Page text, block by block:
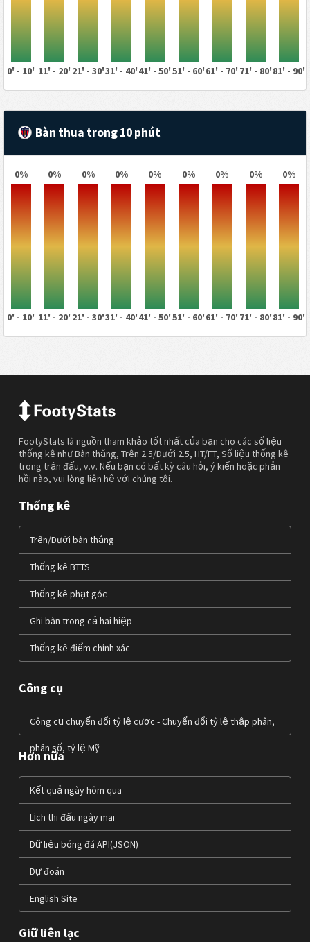
0' - 10' 11' - 20' 21' - 30'31' - 40'41' - 50'51' - 60'61' - 70' 71' - 80'81' - 90'
Bàn thua trong 10 phút
0% 0% 0% 0% 0% 0% 0% 0% 0%
0' - 10' 11' - 20' 21' - 30'31' - 40'41' - 50'51' - 60'61' - 70' 71' - 80'81' - 90'
FootyStats là nguồn tham khảo tốt nhất của bạn cho các số liệu
thống kê như Bàn thắng, Trên 2.5/Dưới 2.5, HT/FT, Số liệu thống kê
trong trận đấu, v.v. Nếu bạn có bất kỳ câu hỏi, ý kiến hoặc phản
hồi nào, vui lòng liên hệ với chúng tôi.
Thống kê
Trên/Dưới bàn thắng
Thống kê BTTS
Thống kê phạt góc
Ghi bàn trong cả hai hiệp
Thống kê điểm chính xác
Công cụ
Công cụ chuyển đổi tỷ lệ cược - Chuyển đổi tỷ lệ thập phân,
phân số, tỷ lệ Mỹ
Hơn nữa
Kết quả ngày hôm qua
Lịch thi đấu ngày mai
Dữ liệu bóng đá API(JSON)
Dự đoán
English Site
Giữ liên lạc